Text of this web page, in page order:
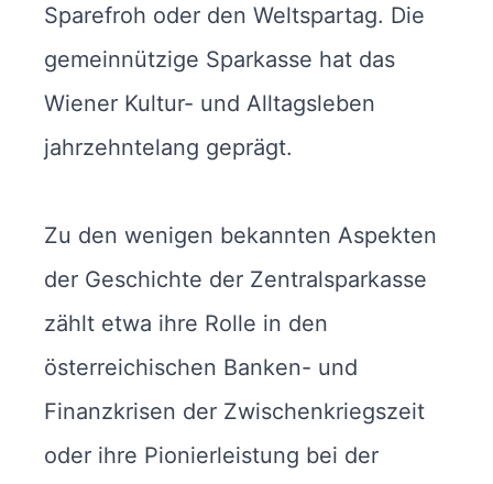
Sparefroh oder den Weltspartag. Die
gemeinnützige Sparkasse hat das
Wiener Kultur- und Alltagsleben
jahrzehntelang geprägt.
Zu den wenigen bekannten Aspekten
der Geschichte der Zentralsparkasse
zählt etwa ihre Rolle in den
österreichischen Banken- und
Finanzkrisen der Zwischenkriegszeit
oder ihre Pionierleistung bei der